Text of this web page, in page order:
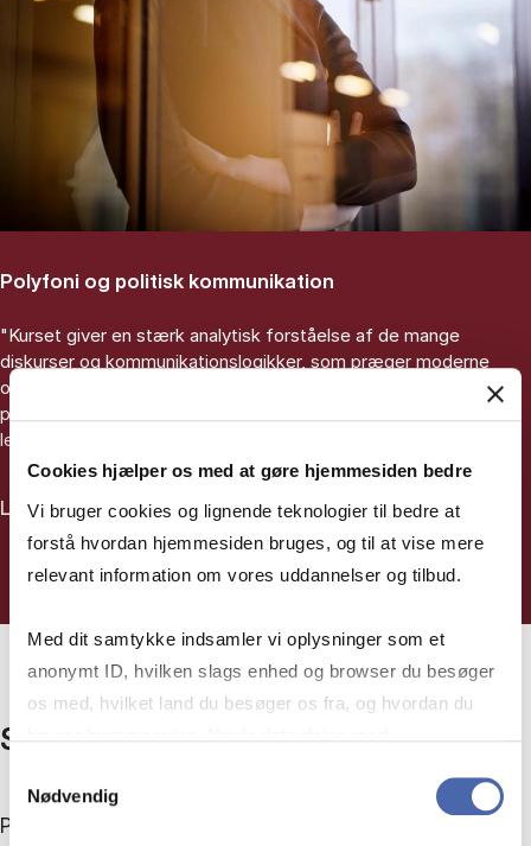
Cookies hjælper os med at gøre hjemmesiden bedre
Vi bruger cookies og lignende teknologier til bedre at
forstå hvordan hjemmesiden bruges, og til at vise mere
relevant information om vores uddannelser og tilbud.
Med dit samtykke indsamler vi oplysninger som et
anonymt ID, hvilken slags enhed og browser du besøger
os med, hvilket land du besøger os fra, og hvordan du
markedsføring. Du bestemmer selv - og kan altid trække
Nødvendig
Polyfoni og politisk kommunikation
"Kurset giver en stærk analytisk forståelse af de mange
diskurser og kommunikationslogikker, som præger moderne
organisationer. Kurset skærper blikket for ledelse i komplekse,
polyfone organisationer, hvor mening ikke er entydig, og hvor
ledelse skabes i spændingsfelter mellem forskellige rationaler."
Læs mere
Silles uddannelsesforløb
På MPG har du frihed til selv at sammensætte din